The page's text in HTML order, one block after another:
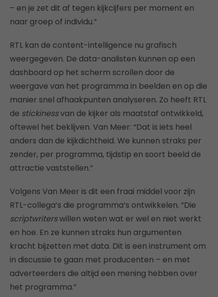
– en je zet dit af tegen kijkcijfers per moment en
naar groep of individu.”
RTL kan de content-intelligence nu grafisch
weergegeven. De data-analisten kunnen op een
dashboard op het scherm scrollen door de
weergave van het programma in beelden en op die
manier snel afhaakpunten analyseren. Zo heeft RTL
de stickinessvan de kijker als maatstaf ontwikkeld,
oftewel het beklijven. Van Meer: “Dat is iets heel
anders dan de kijkdichtheid. We kunnen straks per
zender, per programma, tijdstip en soort beeld de
attractie vaststellen.”
Volgens Van Meer is dit een fraai middel voor zijn
RTL-collega’s die programma’s ontwikkelen. “Die
scriptwriterswillen weten wat er wel en niet werkt
en hoe. En ze kunnen straks hun argumenten
kracht bijzetten met data. Dit is een instrument om
in discussie te gaan met producenten – en met
adverteerders die altijd een mening hebben over
het programma.”